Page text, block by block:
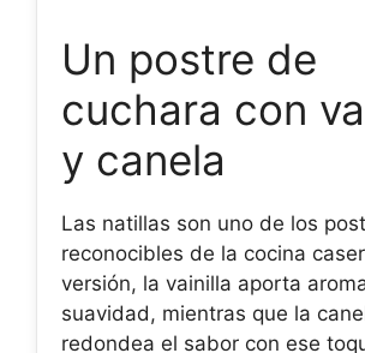
Un postre de
cuchara con
y canela
Las natillas son uno de los
reconocibles de la cocina
versión, la vainilla aporta
suavidad, mientras que la
redondea el sabor con ese